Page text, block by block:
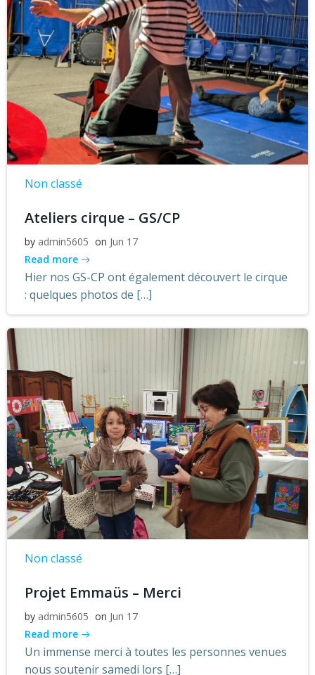
Non classé
Ateliers cirque – GS/CP
by admin5605 on Jun 17
Read more
Hier nos GS-CP ont également découvert le cirque
: quelques photos de […]
Non classé
Projet Emmaüs – Merci
by admin5605 on Jun 17
Read more
Un immense merci à toutes les personnes venues
nous soutenir samedi lors […]